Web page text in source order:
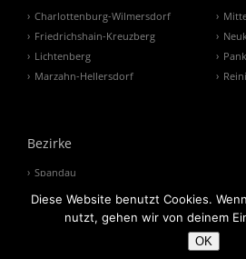
Charlottenburg-Wilmersdorf
Friedrichshain-Kreuzberg
Lichtenberg
Marzahn-Hellersdorf
Bezirke
Spandau
Steglitz-Zehlendorf
Tempelhof-Schöneberg
Diese Website benutzt Cookies.
nutzt, gehen wir von deinem
OK